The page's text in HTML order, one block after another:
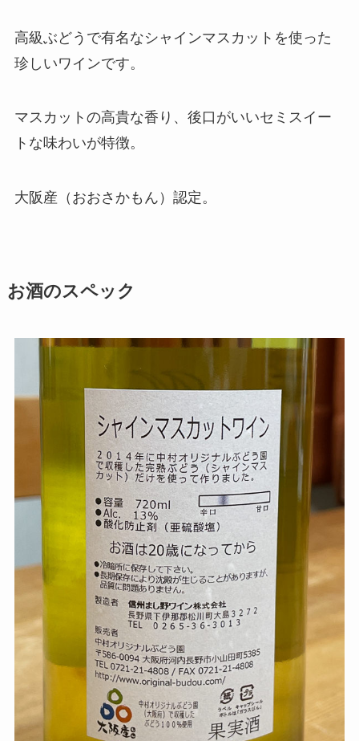
高級ぶどうで有名なシャインマスカットを使った
珍しいワインです。
マスカットの高貴な香り、後口がいいセミスイー
トな味わいが特徴。
大阪産（おおさかもん）認定。
お酒のスペック